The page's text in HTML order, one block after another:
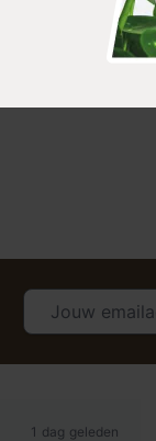
1 dag geleden